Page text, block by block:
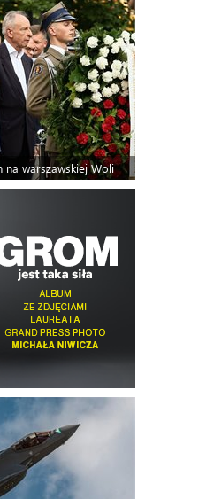
warszawskiej Woli